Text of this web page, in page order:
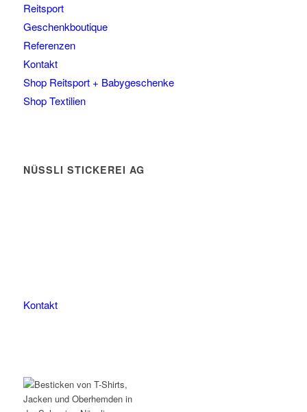
Reitsport
Geschenkboutique
Referenzen
Kontakt
Shop Reitsport + Babygeschenke
Shop Textilien
NÜSSLI STICKEREI AG
Kontakt